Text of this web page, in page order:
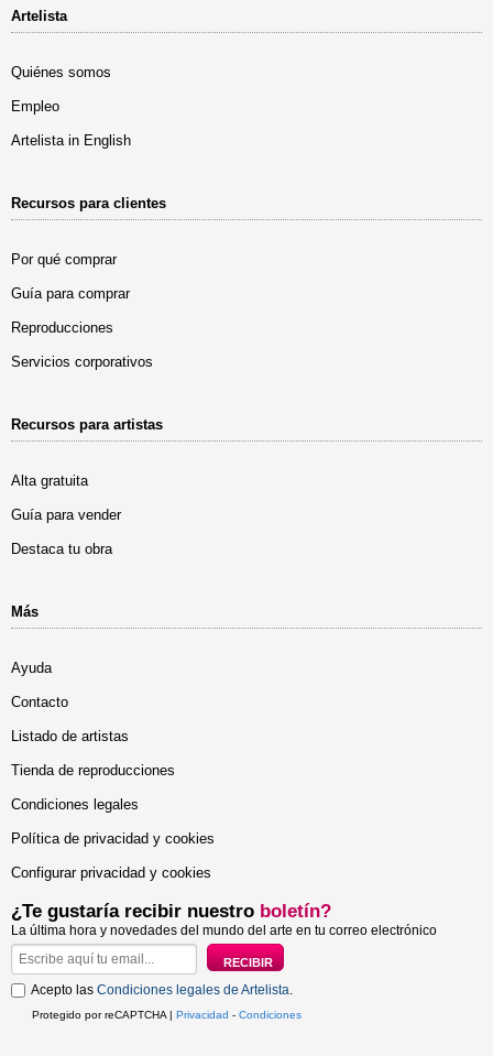
Artelista
Quiénes somos
Empleo
Artelista in English
Recursos para clientes
Por qué comprar
Guía para comprar
Reproducciones
Servicios corporativos
Recursos para artistas
Alta gratuita
Guía para vender
Destaca tu obra
Más
Ayuda
Contacto
Listado de artistas
Tienda de reproducciones
Condiciones legales
Política de privacidad y cookies
Configurar privacidad y cookies
¿Te gustaría recibir nuestro boletín?
La última hora y novedades del mundo del arte en tu correo electrónico
Acepto las Condiciones legales de Artelista.
Protegido por reCAPTCHA | Privacidad - Condiciones